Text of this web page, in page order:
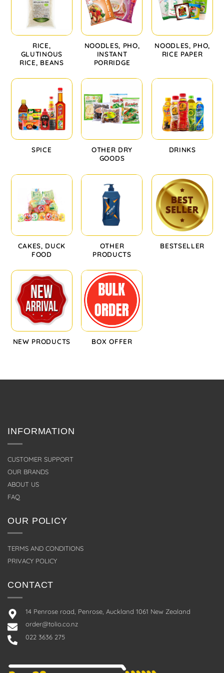
RICE,
GLUTINOUS
RICE, BEANS
NOODLES, PHO,
INSTANT
PORRIDGE
NOODLES, PHO,
RICE PAPER
SPICE
OTHER DRY
GOODS
DRINKS
CAKES, DUCK
FOOD
OTHER
PRODUCTS
BESTSELLER
NEW PRODUCTS BOX OFFER
INFORMATION
CUSTOMER SUPPORT
OUR BRANDS
ABOUT US
FAQ
OUR POLICY
TERMS AND CONDITIONS
PRIVACY POLICY
CONTACT
14 Penrose road, Penrose, Auckland 1061 New Zealand
order@tolio.co.nz
022 3636 275